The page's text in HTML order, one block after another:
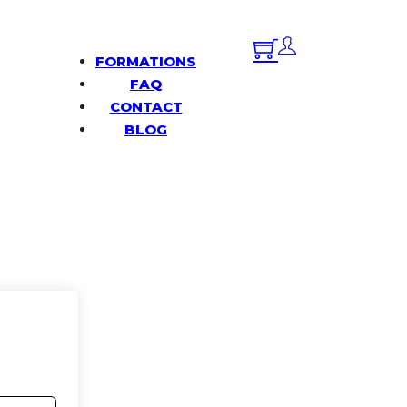
FORMATIONS
FAQ
CONTACT
BLOG